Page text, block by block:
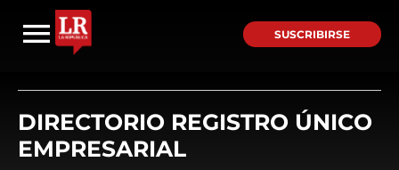
SUSCRIBIRSE
DIRECTORIO REGISTRO ÚNICO
EMPRESARIAL